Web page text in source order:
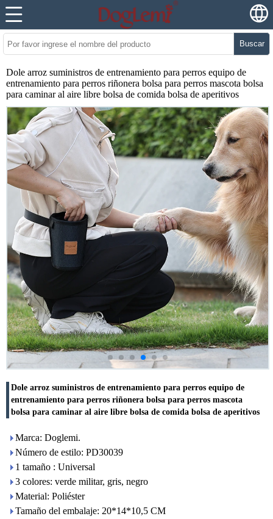
Buscar
Dole arroz suministros de entrenamiento para perros equipo de
entrenamiento para perros riñonera bolsa para perros mascota bolsa
para caminar al aire libre bolsa de comida bolsa de aperitivos
Dole arroz suministros de entrenamiento para perros equipo de
entrenamiento para perros riñonera bolsa para perros mascota
bolsa para caminar al aire libre bolsa de comida bolsa de aperitivos
Marca: Doglemi.
Número de estilo: PD30039
1 tamaño : Universal
3 colores: verde militar, gris, negro
Material: Poliéster
Tamaño del embalaje: 20*14*10,5 CM